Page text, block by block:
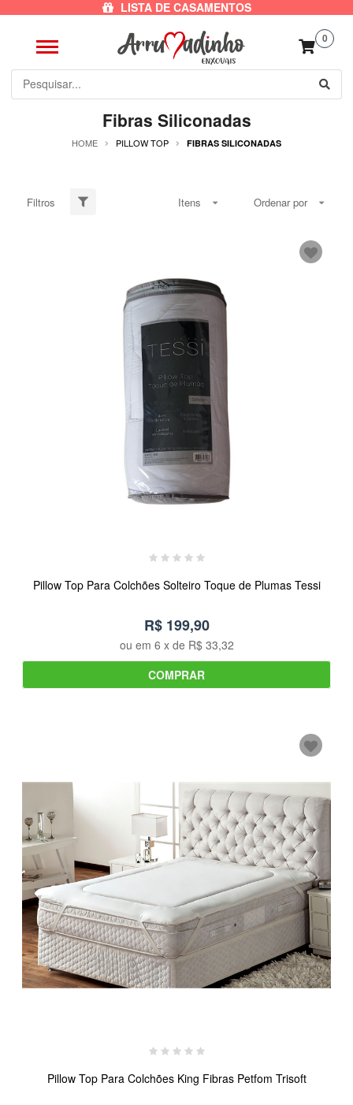
LISTA DE CASAMENTOS
0
Fibras Siliconadas
HOME PILLOW TOP FIBRAS SILICONADAS
Filtros Itens Ordenar por
Pillow Top Para Colchões Solteiro Toque de Plumas Tessi
R$ 199,90
ou em 6 x de R$ 33,32
COMPRAR
Pillow Top Para Colchões King Fibras Petfom Trisoft